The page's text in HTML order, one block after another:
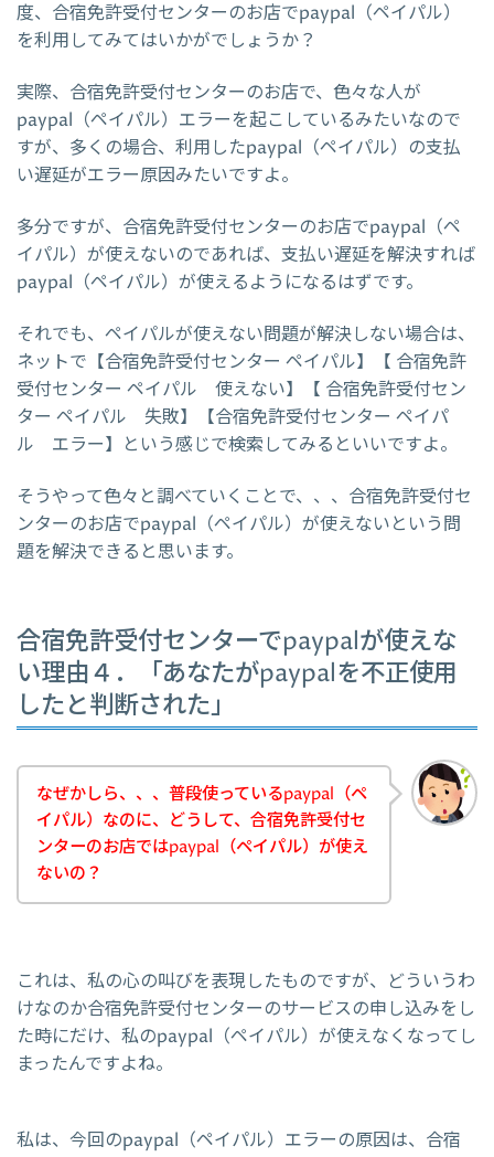
度、合宿免許受付センターのお店でpaypal（ペイパル）
を利用してみてはいかがでしょうか？
実際、合宿免許受付センターのお店で、色々な人が
paypal（ペイパル）エラーを起こしているみたいなので
すが、多くの場合、利用したpaypal（ペイパル）の支払
い遅延がエラー原因みたいですよ。
多分ですが、合宿免許受付センターのお店でpaypal（ペ
イパル）が使えないのであれば、支払い遅延を解決すれば
paypal（ペイパル）が使えるようになるはずです。
それでも、ペイパルが使えない問題が解決しない場合は、
ネットで【合宿免許受付センター ペイパル】【 合宿免許
受付センター ペイパル 使えない】【 合宿免許受付セン
ター ペイパル 失敗】【合宿免許受付センター ペイパ
ル エラー】という感じで検索してみるといいですよ。
そうやって色々と調べていくことで、、、合宿免許受付セ
ンターのお店でpaypal（ペイパル）が使えないという問
題を解決できると思います。
合宿免許受付センターでpaypalが使えな
い理由４．「あなたがpaypalを不正使用
したと判断された」
なぜかしら、、、普段使っているpaypal（ペ
イパル）なのに、どうして、合宿免許受付セ
ンターのお店ではpaypal（ペイパル）が使え
ないの？
これは、私の心の叫びを表現したものですが、どういうわ
けなのか合宿免許受付センターのサービスの申し込みをし
た時にだけ、私のpaypal（ペイパル）が使えなくなってし
まったんですよね。
私は、今回のpaypal（ペイパル）エラーの原因は、合宿